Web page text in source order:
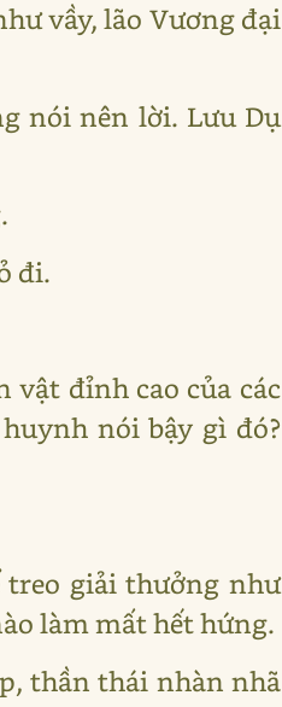
vầy, lão Vương đại
nói nên lời. Lưu Dụ
đi.
vật đỉnh cao của các
nói bậy gì đó?
treo giải thưởng như
làm mất hết hứng.
thần thái nhàn nhã